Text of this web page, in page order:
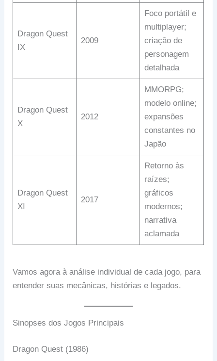
Dragon Quest
IX
2009
Foco portátil e
multiplayer;
criação de
personagem
detalhada
Dragon Quest
X
2012
MMORPG;
modelo online;
expansões
constantes no
Japão
Dragon Quest
XI
2017
Retorno às
raízes;
gráficos
modernos;
narrativa
aclamada
Vamos agora à análise individual de cada jogo, para
entender suas mecânicas, histórias e legados.
Sinopses dos Jogos Principais
Dragon Quest (1986)